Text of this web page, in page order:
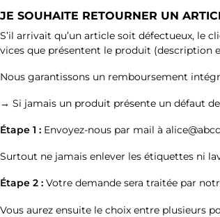
JE SOUHAITE RETOURNER UN
S’il arrivait qu’un article soit défectueux, le
vices que présentent le produit (description
Nous garantissons un remboursement
→ Si jamais un produit présente un défaut
Étape 1 : Envoyez-nous par mail à
Surtout ne jamais enlever les étiquettes ni
Étape 2 : Votre demande sera traitée par
Vous aurez ensuite le choix entre plusieurs